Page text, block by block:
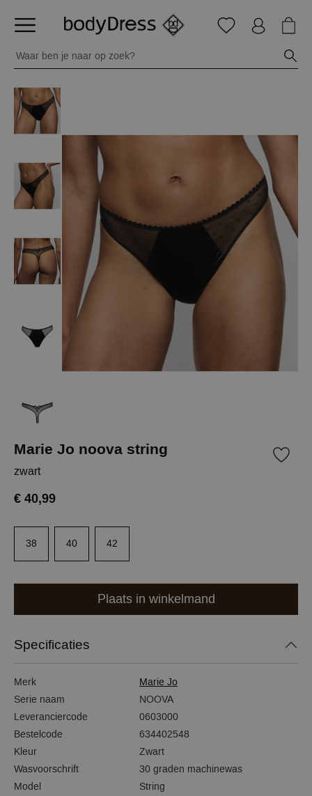
Marie Jo noova string
zwart
€ 40,99
38 40 42
Plaats in winkelmand
Specificaties
Merk
Marie Jo
Serie naam
NOOVA
Leveranciercode
0603000
Bestelcode
634402548
Kleur
Zwart
Wasvoorschrift
30 graden machinewas
Model
String